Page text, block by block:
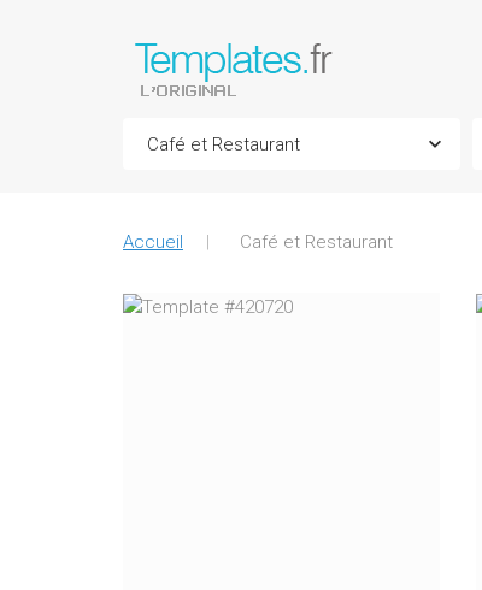
Accueil Café et Restaurant